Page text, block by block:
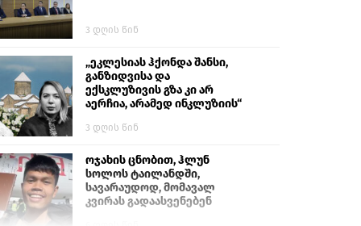
3 დღის წინ
„ეკლესიას ჰქონდა შანსი,
განზიდვისა და
ექსკლუზივის გზა კი არ
აერჩია, არამედ ინკლუზიის“
3 დღის წინ
ოჯახის ცნობით, ჰლუნ
სოლოს ტაილანდში,
სავარაუდოდ, მომავალ
კვირას გადაასვენებენ